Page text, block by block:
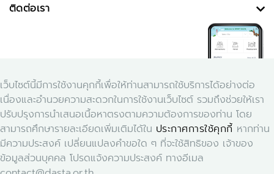
เว็บไซต์นี้มีการใช้งานคุกกี้เพื่อให้ท่านสามารถใช้บริการได้อย่างต่อ
เนื่องและอำนวยความสะดวกในการใช้งานเว็บไซต์ รวมถึงช่วยให้เรา
ปรับปรุงการนำเสนอเนื้อหาตรงตามความต้องการของท่าน โดย
สามารถศึกษารายละเอียดเพิ่มเติมได้ใน ประกาศการใช้คุกกี้ หากท่าน
มีความประสงค์ เปลี่ยนแปลงคำขอใด ๆ ที่จะใช้สิทธิของ เจ้าของ
ข้อมูลส่วนบุคคล โปรดแจ้งความประสงค์ ทางอีเมล
ติดต่อเรา
Download Application Smart Dasta